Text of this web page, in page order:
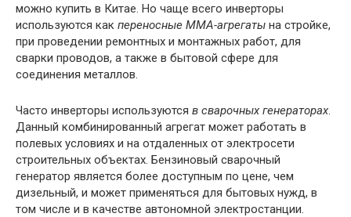
можно купить в Китае. Но чаще всего инверторы
используются как переносные ММА-агрегаты на стройке,
при проведении ремонтных и монтажных работ, для
сварки проводов, а также в бытовой сфере для
соединения металлов.
Часто инверторы используются в сварочных генераторах.
Данный комбинированный агрегат может работать в
полевых условиях и на отдаленных от электросети
строительных объектах. Бензиновый сварочный
генератор является более доступным по цене, чем
дизельный, и может применяться для бытовых нужд, в
том числе и в качестве автономной электростанции.